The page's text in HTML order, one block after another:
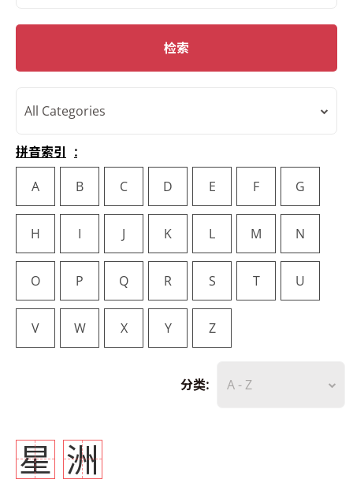
检索
All Categories
拼音索引
A
B C D E F G
H I J K L M N
O P Q R S T U
V W X Y Z
分类: A - Z
星 洲